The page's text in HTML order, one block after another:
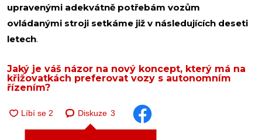
upravenými adekvátně potřebám vozům
ovládanými stroji setkáme již v následujících deseti
letech.
Jaký je váš názor na nový koncept, který má na
křižovatkách preferovat vozy s autonomním
řízením?
Diskuze 3